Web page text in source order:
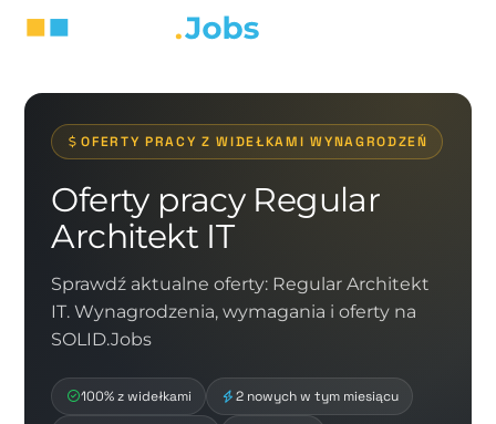
OFERTY PRACY Z WIDEŁKAMI WYNAGRODZEŃ
Oferty pracy Regular
Architekt IT
Sprawdź aktualne oferty: Regular Architekt
IT. Wynagrodzenia, wymagania i oferty na
SOLID.Jobs
100% z widełkami 2 nowych w tym miesiącu